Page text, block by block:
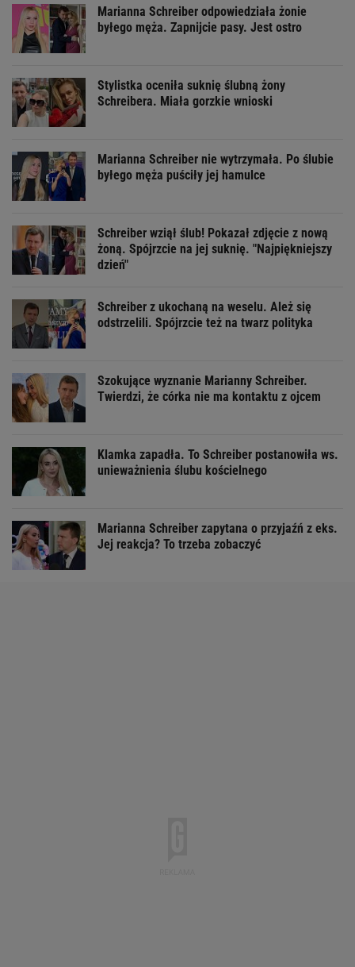
Marianna Schreiber odpowiedziała żonie
byłego męża. Zapnijcie pasy. Jest ostro
Stylistka oceniła suknię ślubną żony
Schreibera. Miała gorzkie wnioski
Marianna Schreiber nie wytrzymała. Po ślubie
byłego męża puściły jej hamulce
Schreiber wziął ślub! Pokazał zdjęcie z nową
żoną. Spójrzcie na jej suknię. "Najpiękniejszy
dzień"
Schreiber z ukochaną na weselu. Ależ się
odstrzelili. Spójrzcie też na twarz polityka
Szokujące wyznanie Marianny Schreiber.
Twierdzi, że córka nie ma kontaktu z ojcem
Klamka zapadła. To Schreiber postanowiła ws.
unieważnienia ślubu kościelnego
Marianna Schreiber zapytana o przyjaźń z eks.
Jej reakcja? To trzeba zobaczyć